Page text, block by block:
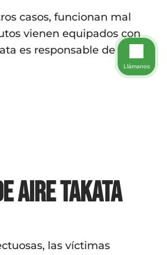
casos, funcionan mal
vienen equipados con
es responsable de
aire Takata
las víctimas
Llámanos